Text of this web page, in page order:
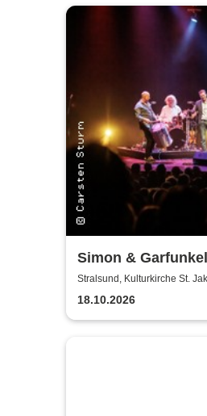
Simon &
Band
Stralsund, Kulturkirche St.
18.10.2026